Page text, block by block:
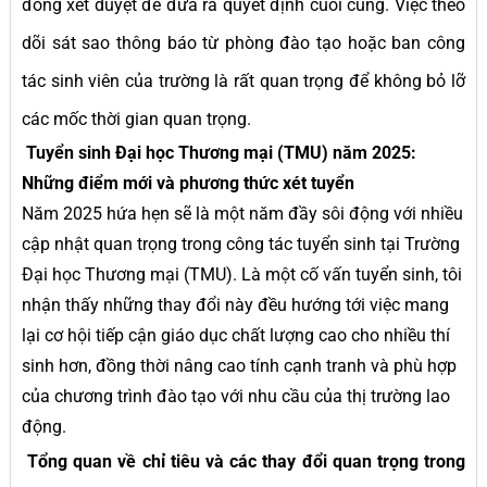
đồng xét duyệt để đưa ra quyết định cuối cùng. Việc theo
dõi sát sao thông báo từ phòng đào tạo hoặc ban công
tác sinh viên của trường là rất quan trọng để không bỏ lỡ
các mốc thời gian quan trọng.
Tuyển sinh Đại học Thương mại (TMU) năm 2025:
Những điểm mới và phương thức xét tuyển
Năm 2025 hứa hẹn sẽ là một năm đầy sôi động với nhiều
cập nhật quan trọng trong công tác tuyển sinh tại Trường
Đại học Thương mại (TMU). Là một cố vấn tuyển sinh, tôi
nhận thấy những thay đổi này đều hướng tới việc mang
lại cơ hội tiếp cận giáo dục chất lượng cao cho nhiều thí
sinh hơn, đồng thời nâng cao tính cạnh tranh và phù hợp
của chương trình đào tạo với nhu cầu của thị trường lao
động.
Tổng quan về chỉ tiêu và các thay đổi quan trọng trong